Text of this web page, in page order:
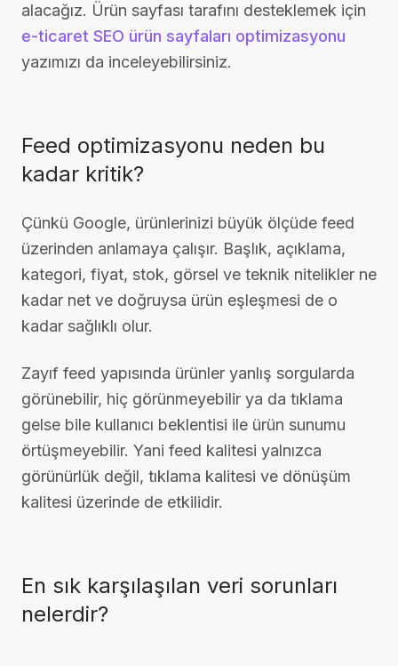
alacağız. Ürün sayfası tarafını desteklemek için
e-ticaret SEO ürün sayfaları optimizasyonu
yazımızı da inceleyebilirsiniz.
Feed optimizasyonu neden bu
kadar kritik?
Çünkü Google, ürünlerinizi büyük ölçüde feed
üzerinden anlamaya çalışır. Başlık, açıklama,
kategori, fiyat, stok, görsel ve teknik nitelikler ne
kadar net ve doğruysa ürün eşleşmesi de o
kadar sağlıklı olur.
Zayıf feed yapısında ürünler yanlış sorgularda
görünebilir, hiç görünmeyebilir ya da tıklama
gelse bile kullanıcı beklentisi ile ürün sunumu
örtüşmeyebilir. Yani feed kalitesi yalnızca
görünürlük değil, tıklama kalitesi ve dönüşüm
kalitesi üzerinde de etkilidir.
En sık karşılaşılan veri sorunları
nelerdir?